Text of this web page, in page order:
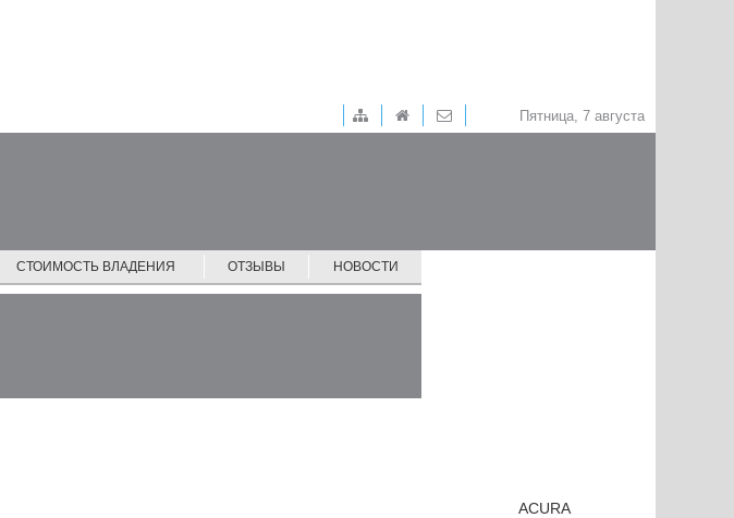
Пятница, 7 августа
СТОИМОСТЬ ВЛАДЕНИЯ ОТЗЫВЫ НОВОСТИ
ACURA